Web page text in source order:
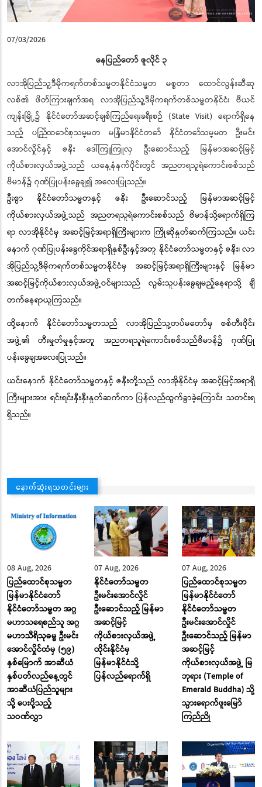
07/03/2026
နေပြည်တော်ဇူလိုင် ၃
လာအိုပြည်သူ့ဒီမိုကရက်တစ်သမ္မတနိုင်ငံသမ္မတ မစ္စတာ ထောင်လွန်းဆီဆု
လစ်၏ ဖိတ်ကြားချက်အရ လာအိုပြည်သူ့ဒီမိုကရက်တစ်သမ္မတနိုင်ငံ၊ ဗီယင်
ကျန်းမြို့၌ နိုင်ငံတော်အဆင့်ချစ်ကြည်ရေးခရီးစဉ် (State Visit) ရောက်ရှိနေ
သည့်ပြည်ထောင်စုသမ္မတ မြန်မာနိုင်ငံတော် နိုင်ငံတော်သမ္မတ ဦးမင်း
အောင်လှိုင်နှင့် ဇနီး ဒေါ်ကြူကြူလှ ဦးဆောင်သည့် မြန်မာအဆင့်မြင့်
ကိုယ်စားလှယ်အဖွဲ့သည် ယနေ့နံနက်ပိုင်းတွင် အညတရသူရဲကောင်းစစ်သည်
ဗိမာန်၌ ဂုဏ်ပြုပန်းခွေချ၍ အလေးပြုသည်။
ဦးစွာ နိုင်ငံတော်သမ္မတနှင့် ဇနီး ဦးဆောင်သည့် မြန်မာအဆင့်မြင့်
ကိုယ်စားလှယ်အဖွဲ့သည် အညတရသူရဲကောင်းစစ်သည် ဗိမာန်သို့ရောက်ရှိကြ
ရာ လာအိုနိုင်ငံမှ အဆင့်မြင့်အရာရှိကြီးများက ကြိုဆိုနှုတ်ဆက်ကြသည်။ ယင်း
နောက် ဂုဏ်ပြုပန်းခွေကိုင်အရာရှိနှစ်ဦးနှင့်အတူ နိုင်ငံတော်သမ္မတနှင့် ဇနီး၊လာ
အိုပြည်သူ့ဒီမိုကရက်တစ်သမ္မတနိုင်ငံမှ အဆင့်မြင့်အရာရှိကြီးများနှင့် မြန်မာ
အဆင့်မြင့်ကိုယ်စားလှယ်အဖွဲ့ဝင်များသည် လွမ်းသူပန်းခွေချမည့်နေရာသို့ ချီ
တက်နေရာယူကြသည်။
ထို့နောက် နိုင်ငံတော်သမ္မတသည် လာအိုပြည်သူ့တပ်မတော်မှ စစ်တီးဝိုင်း
အဖွဲ့၏ တီးမှုတ်မှုနှင့်အတူ အညတရသူရဲကောင်းစစ်သည်ဗိမာန်၌ ဂုဏ်ပြု
ပန်းခွေချအလေးပြုသည်။
ယင်းနောက် နိုင်ငံတော်သမ္မတနှင့် ဇနီးတို့သည် လာအိုနိုင်ငံမှ အဆင့်မြင့်အရာရှိ
ကြီးများအား ရင်းရင်းနှီးနှီးနှုတ်ဆက်ကာ ပြန်လည်ထွက်ခွာခဲ့ကြောင်း သတင်းရ
ရှိသည်။
နောက်ဆုံးရသတင်းများ
08 Aug, 2026
ပြည်ထောင်စုသမ္မတ
မြန်မာနိုင်ငံတော်
နိုင်ငံတော်သမ္မတ အဂ္ဂ
မဟာသရေစည်သူ အဂ္ဂ
မဟာသီရိသုဓမ္မ ဦးမင်း
အောင်လှိုင်ထံမှ (၅၉)
နှစ်မြောက် အာဆီယံ
နှစ်ပတ်လည်နေ့တွင်
အာဆီယံပြည်သူများ
သို့ ပေးပို့သည့်
သဝဏ်လွှာ
07 Aug, 2026
နိုင်ငံတော်သမ္မတ
ဦးမင်းအောင်လှိုင်
ဦးဆောင်သည့် မြန်မာ
အဆင့်မြင့်
ကိုယ်စားလှယ်အဖွဲ့
ထိုင်းနိုင်ငံမှ
မြန်မာနိုင်ငံသို့
ပြန်လည်ရောက်ရှိ
07 Aug, 2026
ပြည်ထောင်စုသမ္မတ
မြန်မာနိုင်ငံတော်
နိုင်ငံတော်သမ္မတ
ဦးမင်းအောင်လှိုင်
ဦးဆောင်သည့် မြန်မာ
အဆင့်မြင့်
ကိုယ်စားလှယ်အဖွဲ့ မြ
ဘုရား (Temple of
Emerald Buddha) သို့
သွားရောက်ဖူးမြော်
ကြည်ညို